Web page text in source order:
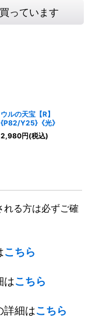
っています
ウルの天宝【R】
{P82/Y25}《光》
2,980円(税込)
れる方は必ずご確
こちら
はこちら
詳細はこちら